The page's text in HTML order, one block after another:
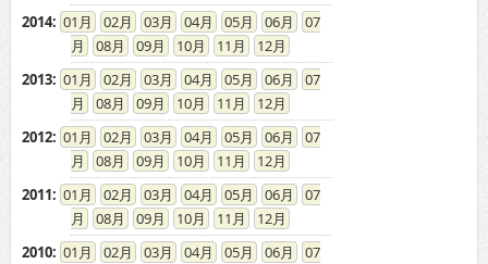
2014: 01 02 03 04 05 06
07
08
09 10 11
12
2013: 01 02 03 04 05 06
07
08
09 10 11
12
2012: 01 02 03 04 05 06
07
08
09 10 11
12
2011: 01 02 03 04 05 06
07
08
09 10 11
12
2010: 01 02 03 04 05 06
07